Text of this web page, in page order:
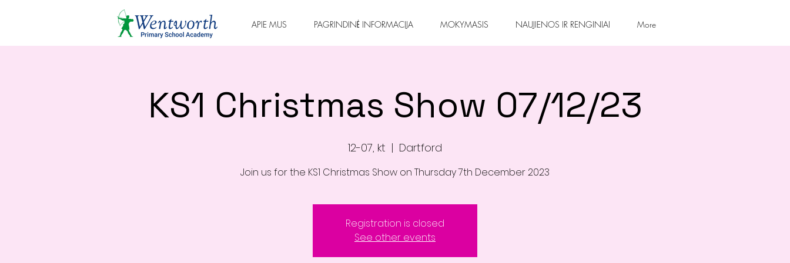
APIE MUS PAGRINDINĖ INFORMACIJA MOKYMASIS NAUJIENOS IR RENGINIAI More
KS1 Christmas Show 07/12/23
12-07, kt
  |
Dartford
Join us for the KS1 Christmas Show on Thursday 7th December 2023
Registration is closed
See other events